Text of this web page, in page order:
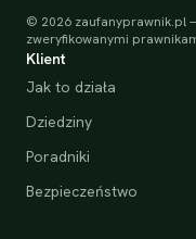
© 2026 zaufanyprawnik.pl
zweryfikowanymi
Klient
Jak to działa
Dziedziny
Poradniki
Bezpieczeństwo